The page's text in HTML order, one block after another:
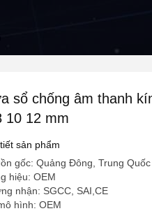
sổ chống âm thanh
10 12 mm
sản phẩm
gốc: Quảng Đông, Trung Quốc
hiệu: OEM
nhận: SGCC, SAI,CE
hình: OEM